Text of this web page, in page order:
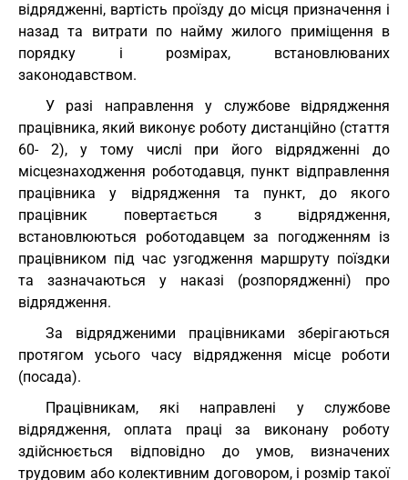
відрядженні, вартість проїзду до місця призначення і
назад та витрати по найму жилого приміщення в
порядку і розмірах, встановлюваних
законодавством.
У разі направлення у службове відрядження
працівника, який виконує роботу дистанційно (стаття
60- 2), у тому числі при його відрядженні до
місцезнаходження роботодавця, пункт відправлення
працівника у відрядження та пункт, до якого
працівник повертається з відрядження,
встановлюються роботодавцем за погодженням із
працівником під час узгодження маршруту поїздки
та зазначаються у наказі (розпорядженні) про
відрядження.
За відрядженими працівниками зберігаються
протягом усього часу відрядження місце роботи
(посада).
Працівникам, які направлені у службове
відрядження, оплата праці за виконану роботу
здійснюється відповідно до умов, визначених
трудовим або колективним договором, і розмір такої